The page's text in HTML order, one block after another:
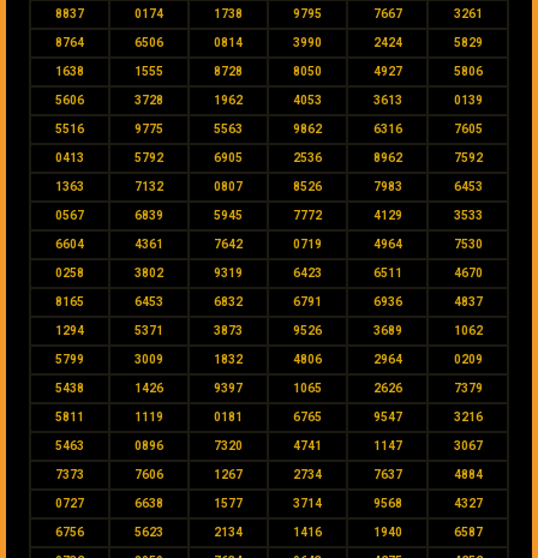
8837 0174 1738 9795 7667 3261
8764 6506 0814 3990 2424 5829
1638 1555 8728 8050 4927 5806
5606 3728 1962 4053 3613 0139
5516 9775 5563 9862 6316 7605
0413 5792 6905 2536 8962 7592
1363 7132 0807 8526 7983 6453
0567 6839 5945 7772 4129 3533
6604 4361 7642 0719 4964 7530
0258 3802 9319 6423 6511 4670
8165 6453 6832 6791 6936 4837
1294 5371 3873 9526 3689 1062
5799 3009 1832 4806 2964 0209
5438 1426 9397 1065 2626 7379
5811 1119 0181 6765 9547 3216
5463 0896 7320 4741 1147 3067
7373 7606 1267 2734 7637 4884
0727 6638 1577 3714 9568 4327
6756 5623 2134 1416 1940 6587